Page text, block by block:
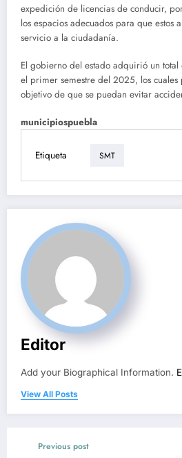
expedición de licencias de conducir,
los espacios adecuados para que estos
servicio a la ciudadanía.
El gobierno del estado adquirió un
el primer semestre del 2025, los
objetivo de que se puedan evitar
municipiospuebla
Etiqueta SMT
Editor
Add your Biographical Information.
View All Posts
Previous post